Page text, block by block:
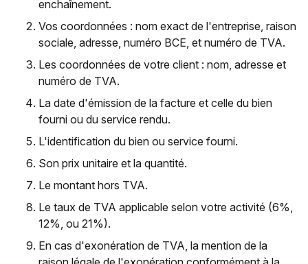
enchaînement.
Vos coordonnées : nom exact de l'entreprise, raison
sociale, adresse, numéro BCE, et numéro de TVA.
Les coordonnées de votre client : nom, adresse et
numéro de TVA.
La date d'émission de la facture et celle du bien
fourni ou du service rendu.
L'identification du bien ou service fourni.
Son prix unitaire et la quantité.
Le montant hors TVA.
Le taux de TVA applicable selon votre activité (6%,
12%, ou 21%).
En cas d'exonération de TVA, la mention de la